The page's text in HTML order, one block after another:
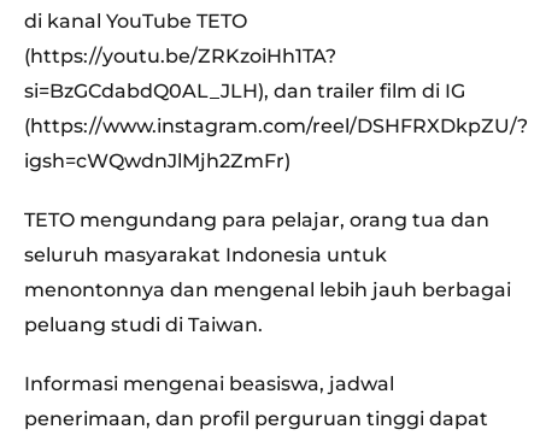
di kanal YouTube TETO
(https://youtu.be/ZRKzoiHh1TA?
si=BzGCdabdQ0AL_JLH), dan trailer film di IG
(https://www.instagram.com/reel/DSHFRXDkpZU/?
igsh=cWQwdnJlMjh2ZmFr)
TETO mengundang para pelajar, orang tua dan
seluruh masyarakat Indonesia untuk
menontonnya dan mengenal lebih jauh berbagai
peluang studi di Taiwan.
Informasi mengenai beasiswa, jadwal
penerimaan, dan profil perguruan tinggi dapat